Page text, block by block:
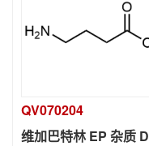
QV070204
维加巴特林 EP 杂质 D